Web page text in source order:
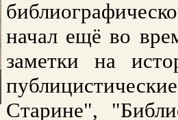
начал ещё во
заметки на
Старине",